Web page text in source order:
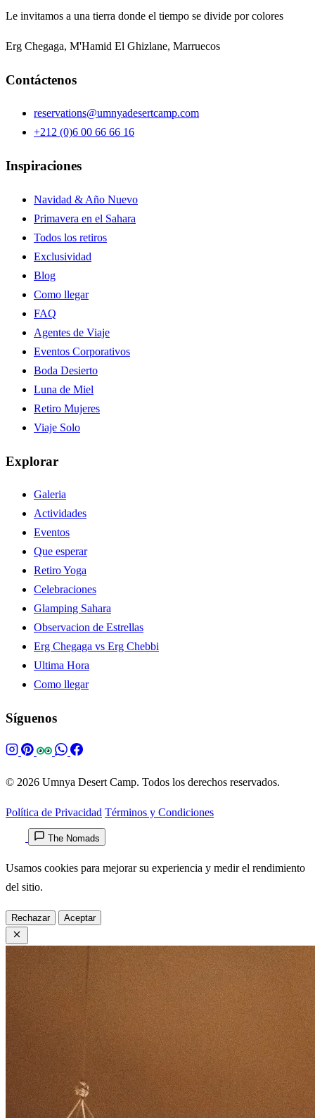
Le invitamos a una tierra donde el tiempo se divide por colores
Erg Chegaga, M'Hamid El Ghizlane, Marruecos
Contáctenos
reservations@umnyadesertcamp.com
+212 (0)6 00 66 66 16
Inspiraciones
Navidad & Año Nuevo
Primavera en el Sahara
Todos los retiros
Exclusividad
Blog
Como llegar
FAQ
Agentes de Viaje
Eventos Corporativos
Boda Desierto
Luna de Miel
Retiro Mujeres
Viaje Solo
Explorar
Galeria
Actividades
Eventos
Que esperar
Retiro Yoga
Celebraciones
Glamping Sahara
Observacion de Estrellas
Erg Chegaga vs Erg Chebbi
Ultima Hora
Como llegar
Síguenos
© 2026 Umnya Desert Camp. Todos los derechos reservados.
Política de Privacidad Términos y Condiciones
The Nomads
Usamos cookies para mejorar su experiencia y medir el rendimiento
del sitio.
Rechazar Aceptar